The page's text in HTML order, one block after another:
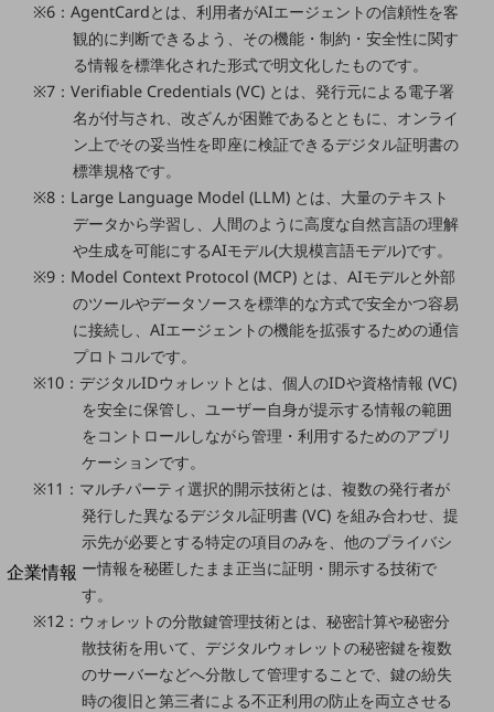
小売・卸売業
その他の業界はこちら
ゲーム感覚で見つける
ビジネスお悩み診断
NTTドコモビジネス
オンラインショップ
モバイル・ICTサービスをオンラインで
相談・申し込みができるバーチャルショップ
法人向けモバイルトップ
はじめての方へ
サービス・商品を探す
新規会員登録/ログインはこちら
100回線以上のお問い合わせ・お見積りはこちら
別ウィンドウで開きます
企業情報
企業情報TOP
会社案内
会社案内TOP
※6：AgentCardとは、利用者がAIエージェントの信頼性を客
観的に判断できるよう、その機能・制約・安全性に関す
る情報を標準化された形式で明文化したものです。
※7：Verifiable Credentials (VC) とは、発行元による電子署
名が付与され、改ざんが困難であるとともに、オンライ
ン上でその妥当性を即座に検証できるデジタル証明書の
標準規格です。
※8：Large Language Model (LLM) とは、大量のテキスト
データから学習し、人間のように高度な自然言語の理解
や生成を可能にするAIモデル(大規模言語モデル)です。
※9：Model Context Protocol (MCP) とは、AIモデルと外部
のツールやデータソースを標準的な方式で安全かつ容易
に接続し、AIエージェントの機能を拡張するための通信
プロトコルです。
※10：デジタルIDウォレットとは、個人のIDや資格情報 (VC)
を安全に保管し、ユーザー自身が提示する情報の範囲
をコントロールしながら管理・利用するためのアプリ
ケーションです。
※11：マルチパーティ選択的開示技術とは、複数の発行者が
発行した異なるデジタル証明書 (VC) を組み合わせ、提
示先が必要とする特定の項目のみを、他のプライバシ
ー情報を秘匿したまま正当に証明・開示する技術で
す。
※12：ウォレットの分散鍵管理技術とは、秘密計算や秘密分
散技術を用いて、デジタルウォレットの秘密鍵を複数
のサーバーなどへ分散して管理することで、鍵の紛失
時の復旧と第三者による不正利用の防止を両立させる